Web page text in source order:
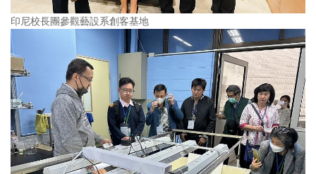
印尼校長團參觀藝設系創客基地